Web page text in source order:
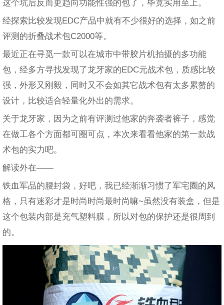
这个坑后反而更趋向功能性强的包了，毕竟实用至上。
经探索比较发现EDC产品中就有不少很好的选择，如之前
评测的折叠战术包C2000等。
最近正在寻觅一款可以在城市中带胶片机拍摄的多功能
包，经多方寻找发现了龙牙家的EDC元战术包，质感比较
强，外形又刚毅，同时又不会如其它战术包有太多累赘的
设计，比较适合轻量化外出的需求。
关于龙牙家，因为之前有评测过他家的奔袭者裤子，感觉
在做工各个方面都可圈可点，本次来看看他家的第一款战
术包的实力吧。
解读外在——
铁血军品的腰封袋，好吧，我已经渐渐习惯了军宅圈的风
格，只有迷彩才是时尚时尚最时尚嘛~虽然没有装盒，但是
这个包装内部是充气塑料膜，所以对包的保护还是很周到
的。